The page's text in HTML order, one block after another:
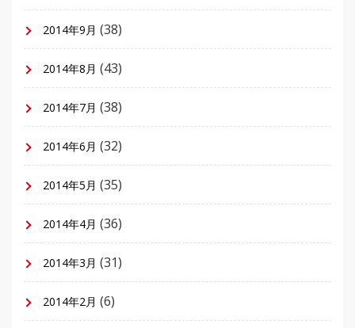
2014年9月 (38)
2014年8月 (43)
2014年7月 (38)
2014年6月 (32)
2014年5月 (35)
2014年4月 (36)
2014年3月 (31)
2014年2月 (6)